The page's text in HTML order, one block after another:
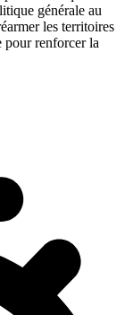
générale au
les territoires
pour renforcer la